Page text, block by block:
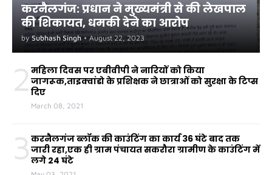
करनैलगंज: प्रधान ने मुख्यमंत्री से की लेखपाल
की शिकायत, धमकी देने का आरोप
by Subhash Singh • August 22, 2023
2 महिला दिवस पर एबीवीपी ने नारियों को किया
जागरूक,ताइक्वांडो के प्रशिक्षक ने छात्राओं को सुरक्षा के टिप्स
दिए
March 08, 2021
3 करनैलगंज ब्लॉक की काउंटिंग का कार्य 36 घंटे बाद तक
जारी रहा,एक ही ग्राम पंचायत सकरौरा ग्रामीण के काउंटिंग में
लगे 24 घंटे